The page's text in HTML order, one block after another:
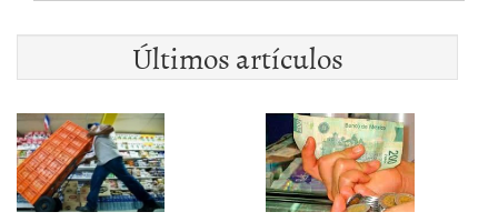
Últimos artículos